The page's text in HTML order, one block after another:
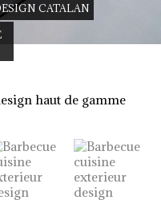
CATALAN